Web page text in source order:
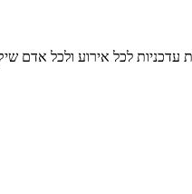
לכל אירוע ולכל אדם